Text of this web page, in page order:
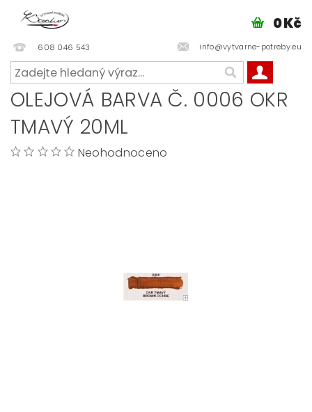
608 046 543 info@vytvarne-potreby.eu
0 Kč
OLEJOVÁ BARVA Č. 0006 OKR
TMAVÝ 20ML
Neohodnoceno